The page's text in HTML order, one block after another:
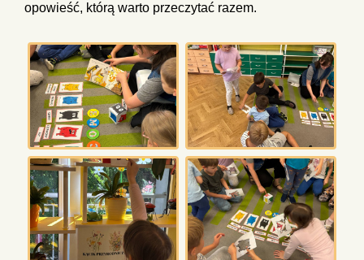
opowieść, którą warto przeczytać razem.